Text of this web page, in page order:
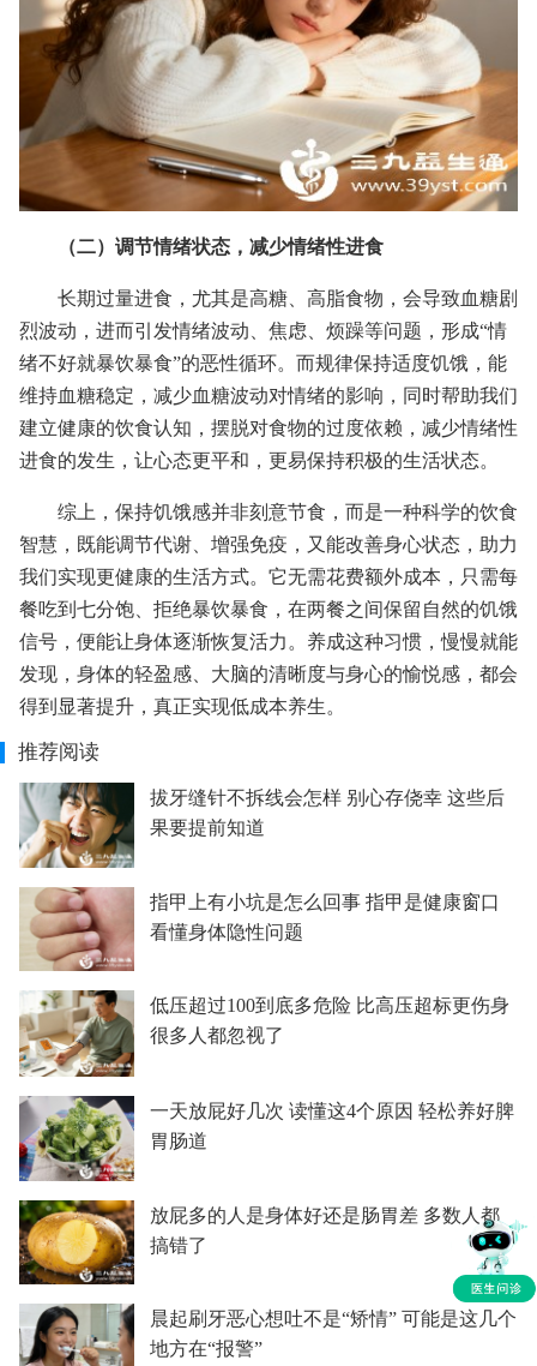
（二）调节情绪状态，减少情绪性进食
长期过量进食，尤其是高糖、高脂食物，会导致血糖剧
烈波动，进而引发情绪波动、焦虑、烦躁等问题，形成“情
绪不好就暴饮暴食”的恶性循环。而规律保持适度饥饿，能
维持血糖稳定，减少血糖波动对情绪的影响，同时帮助我们
建立健康的饮食认知，摆脱对食物的过度依赖，减少情绪性
进食的发生，让心态更平和，更易保持积极的生活状态。
综上，保持饥饿感并非刻意节食，而是一种科学的饮食
智慧，既能调节代谢、增强免疫，又能改善身心状态，助力
我们实现更健康的生活方式。它无需花费额外成本，只需每
餐吃到七分饱、拒绝暴饮暴食，在两餐之间保留自然的饥饿
信号，便能让身体逐渐恢复活力。养成这种习惯，慢慢就能
发现，身体的轻盈感、大脑的清晰度与身心的愉悦感，都会
得到显著提升，真正实现低成本养生。
推荐阅读
拔牙缝针不拆线会怎样 别心存侥幸 这些后
果要提前知道
指甲上有小坑是怎么回事 指甲是健康窗口
看懂身体隐性问题
低压超过100到底多危险 比高压超标更伤身
很多人都忽视了
一天放屁好几次 读懂这4个原因 轻松养好脾
胃肠道
放屁多的人是身体好还是肠胃差 多数人都
搞错了
晨起刷牙恶心想吐不是“矫情” 可能是这几个
地方在“报警”